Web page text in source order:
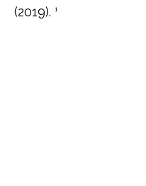
(2019). 1